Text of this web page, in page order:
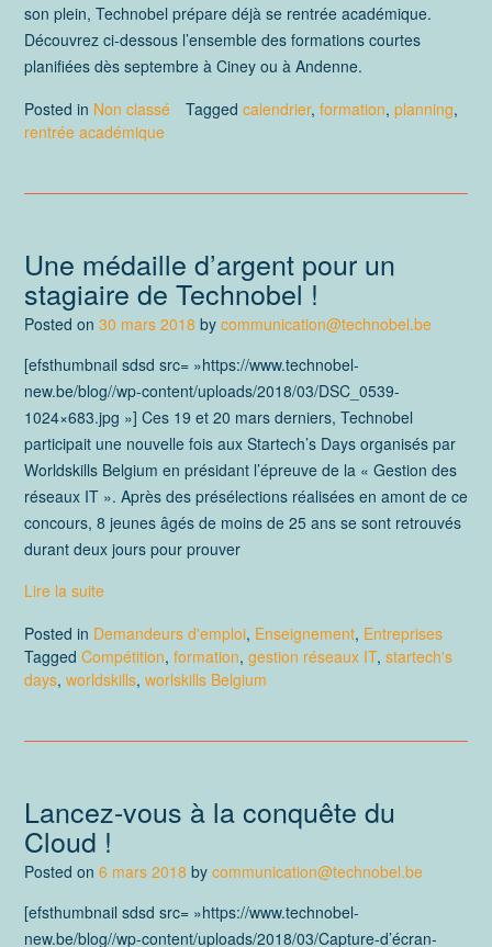
son plein, Technobel prépare déjà se rentrée académique.
Découvrez ci-dessous l’ensemble des formations courtes
planifiées dès septembre à Ciney ou à Andenne.
Posted in Non classé Tagged calendrier, formation, planning,
rentrée académique
Une médaille d’argent pour un
stagiaire de Technobel !
Posted on 30 mars 2018 by communication@technobel.be
[efsthumbnail sdsd src= »https://www.technobel-
new.be/blog//wp-content/uploads/2018/03/DSC_0539-
1024×683.jpg »] Ces 19 et 20 mars derniers, Technobel
participait une nouvelle fois aux Startech’s Days organisés par
Worldskills Belgium en présidant l’épreuve de la « Gestion des
réseaux IT ». Après des présélections réalisées en amont de ce
concours, 8 jeunes âgés de moins de 25 ans se sont retrouvés
durant deux jours pour prouver
Lire la suite
Posted in Demandeurs d'emploi, Enseignement, Entreprises
Tagged Compétition, formation, gestion réseaux IT, startech's
days, worldskills, worlskills Belgium
Lancez-vous à la conquête du
Cloud !
Posted on 6 mars 2018 by communication@technobel.be
[efsthumbnail sdsd src= »https://www.technobel-
new.be/blog//wp-content/uploads/2018/03/Capture-d’écran-